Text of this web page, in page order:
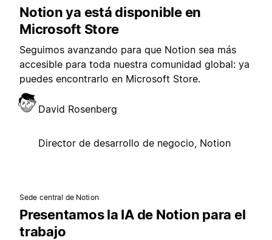
Notion ya está disponible en
Microsoft Store
Seguimos avanzando para que Notion sea más
accesible para toda nuestra comunidad global: ya
puedes encontrarlo en Microsoft Store.
David Rosenberg
Director de desarrollo de negocio, Notion
Sede central de Notion
Presentamos la IA de Notion para el
trabajo